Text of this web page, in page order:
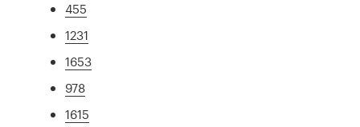
455
1231
1653
978
1615